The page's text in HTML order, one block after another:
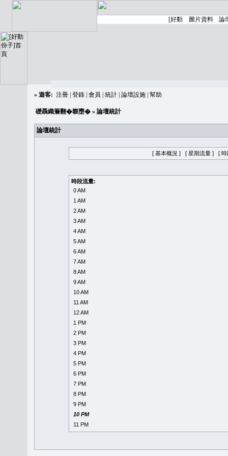
» 遊客: 注冊 登錄 會員 統計 論壇設施 幫助
礎聶織簷翻�䪖壅� » 論壇統計
論壇統計
[ 基本概況 ] [ 星期流量 ] [ 時
時段流量:
0 AM
1 AM
2 AM
3 AM
4 AM
5 AM
6 AM
7 AM
8 AM
9 AM
10 AM
11 AM
12 AM
1 PM
2 PM
3 PM
4 PM
5 PM
6 PM
7 PM
8 PM
9 PM
10 PM
11 PM